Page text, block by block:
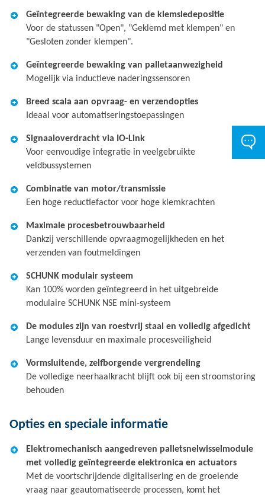
Geïntegreerde bewaking van de klemsledepositie
Voor de statussen "Open", "Geklemd met klempen" en
"Gesloten zonder klempen".
Geïntegreerde bewaking van palletaanwezigheid
Mogelijk via inductieve naderingssensoren
Breed scala aan opvraag- en verzendopties
Ideaal voor automatiseringstoepassingen
Signaaloverdracht via IO-Link
Voor eenvoudige integratie in veelgebruikte
veldbussystemen
Combinatie van motor/transmissie
Een hoge reductiefactor voor hoge klemkrachten
Maximale procesbetrouwbaarheid
Dankzij verschillende opvraagmogelijkheden en het
verzenden van foutmeldingen
SCHUNK modulair systeem
Kan 100% worden geïntegreerd in het uitgebreide
modulaire SCHUNK NSE mini-systeem
De modules zijn van roestvrij staal en volledig afgedicht
Lange levensduur en maximale procesveiligheid
Vormsluitende, zelfborgende vergrendeling
De volledige neerhaalkracht blijft ook bij een stroomstoring
behouden
Opties en speciale informatie
Elektromechanisch aangedreven palletsnelwisselmodule
met volledig geïntegreerde elektronica en actuators
Met de voortschrijdende digitalisering en de groeiende
vraag naar geautomatiseerde processen, komt het